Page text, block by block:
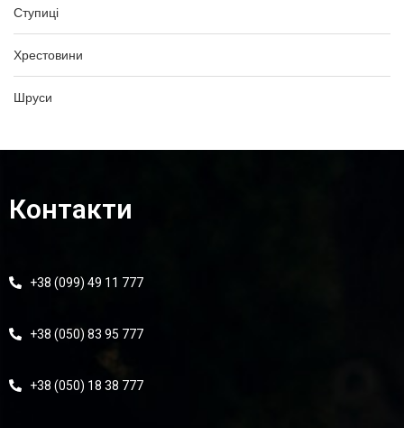
Ступиці
Хрестовини
Шруси
Контакти
+38 (099) 49 11 777
+38 (050) 83 95 777
+38 (050) 18 38 777